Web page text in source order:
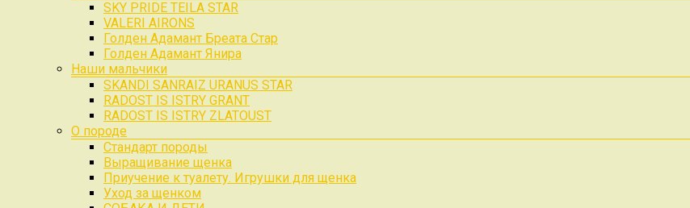
SKY PRIDE TEILA STAR
VALERI AIRONS
Голден Адамант Бреата Стар
Голден Адамант Янира
Наши мальчики
SKANDI SANRAIZ URANUS STAR
RADOST IS ISTRY GRANT
RADOST IS ISTRY ZLATOUST
О породе
Стандарт породы
Выращивание щенка
Приучение к туалету. Игрушки для щенка
Уход за щенком